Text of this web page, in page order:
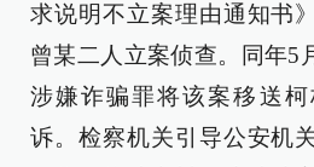
求说明不立案理由通知书
曾某二人立案侦查。同年5
涉嫌诈骗罪将该案移送
诉。检察机关引导公安机